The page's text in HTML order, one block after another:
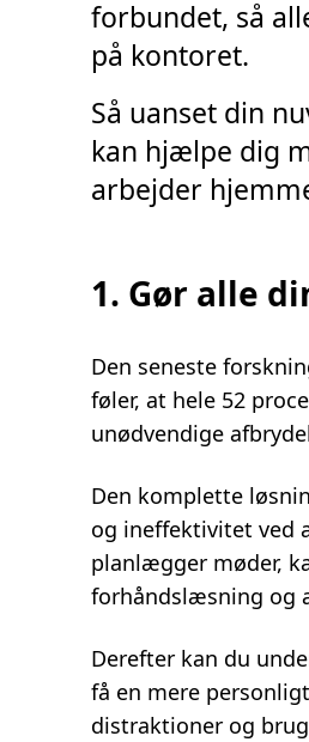
forbundet, så
på kontoret.
Så uanset din
kan hjælpe dig
arbejder
1. Gør alle
Den seneste
føler, at hele 52
unødvendige
Den komplette
og ineffektivitet ved
planlægger møder,
forhåndslæsning og
Derefter kan du
få en mere
distraktioner og